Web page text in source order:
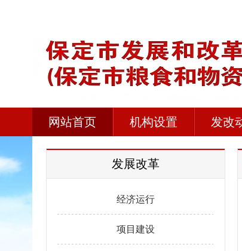
网站首页 机构设置 发改
发展改革
经济运行
项目建设